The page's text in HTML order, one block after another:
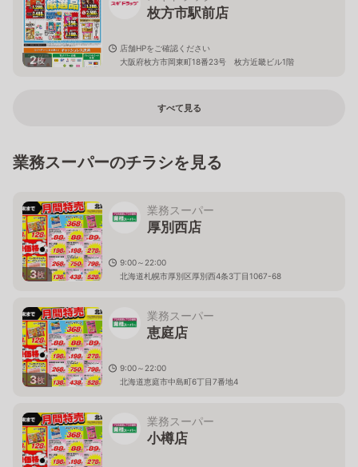
2枚
枚方市駅前店
店舗HPをご確認ください
大阪府枚方市岡東町18番23号 枚方近畿ビル1階
すべて見る
業務スーパーのチラシを見る
3枚
業務スーパー
厚別西店
9:00～22:00
北海道札幌市厚別区厚別西4条3丁目1067-68
3枚
業務スーパー
恵庭店
9:00～22:00
北海道恵庭市中島町6丁目7番地4
業務スーパー
小樽店